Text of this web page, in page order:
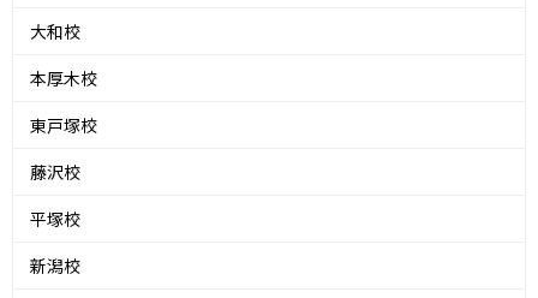
大和校
本厚木校
東戸塚校
藤沢校
平塚校
新潟校